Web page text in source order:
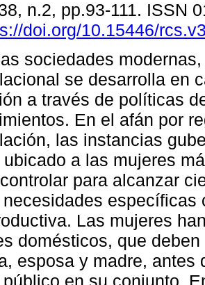
n.2, pp.93-111. ISSN
doi.org/10.15446/
sociedades
se desarrolla en
a través de políticas
En el afán por
las instancias
ubicado a las mujeres
para alcanzar
necesidades
Las mujeres
domésticos, que
esposa y madre, antes
público en su conjunto.